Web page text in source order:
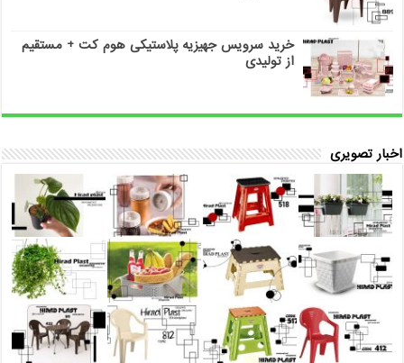
خرید سرویس جهیزیه پلاستیکی هوم کت + مستقیم
از تولیدی
اخبار تصویری